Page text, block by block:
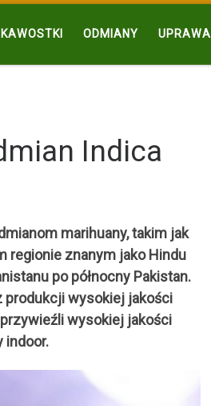
ODMIANY UPRAWA
Indica
marihuany, takim jak
regionie znanym jako Hindu
po północny Pakistan.
produkcji wysokiej jakości
wysokiej jakości
indoor.